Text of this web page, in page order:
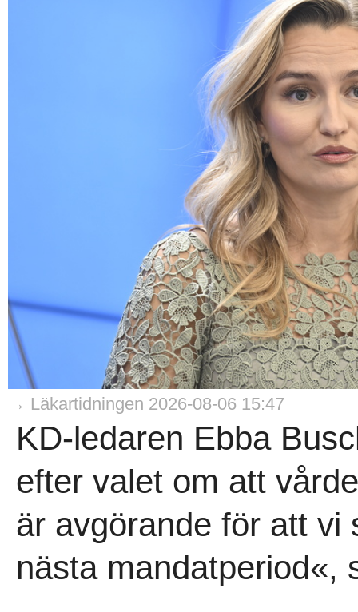
→ Läkartidningen 2026-08-06 15:47
KD-ledaren Ebba
efter valet om att
är avgörande för att vi
nästa mandatperiod«,